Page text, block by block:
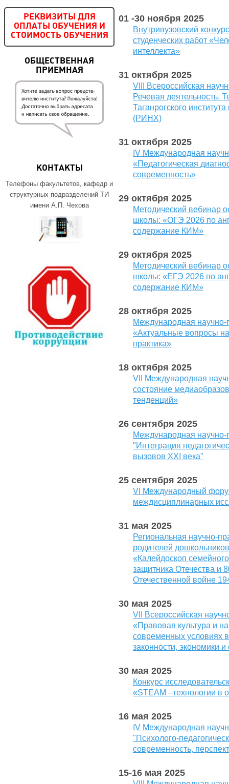
РЕКВИЗИТЫ ДЛЯ
ОПЛАТЫ ОБУЧЕНИЯ И
СТОИМОСТЬ ОБУЧЕНИЯ
ОБЩЕСТВЕННАЯ
ПРИЕМНАЯ
КОНТАКТЫ
Телефоны факультетов, кафедр и
структурных подразделений ТИ
имени А.П. Чехова
01 -30 ноября 2025
Внутривузовский
студенческих работ
интеллекта»
31 октября 2025
VIII Всероссийская
Речевая деятельность.
Таганрогского
(РИНХ)
31 октября 2025
IV Международная
«Педагогическая
современность»
29 октября 2025
Методический вебинар
школы: «OГЭ 2026 по
содержание КИМ»
29 октября 2025
Методический вебинар
школы: «ЕГЭ 2026 по
содержание КИМ»
28 октября 2025
Международная научно-
«Актуальные вопросы
практика»
18 октября 2025
VII Международная
состояние
тенденций»
26 сентября 2025
Международная научно-
"Интеграция
вызовов XXI века"
25 сентября 2025
VI Международный
междисциплинарных
31 мая 2025
Региональная научно-
родителей
«Калейдоскоп
защитника Отечества и
Отечественной войне
30 мая 2025
VII Всероссийская
«Правовая культура и
современных условиях
законности, экономики
30 мая 2025
Конкурс
«STEAM –технологии в
16 мая 2025
IV Международная
"Психолого-
современность,
15-16 мая 2025